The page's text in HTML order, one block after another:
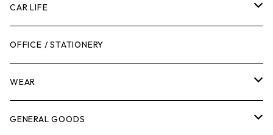
工具箱
作業台
脚立
ケミカル
日用品
ボディケア
ガーデンツール
ガーデンチェア
キャビネット・ツールハンガー
冬季用品
スツール
バンジーバンド
ストレージボックス
クーラーボックス
CAR LIFE
メンテナンスグッズ
車内グッズ
車外グッズ
OFFICE / STATIONERY
WEAR
トップス
GENERAL GOODS